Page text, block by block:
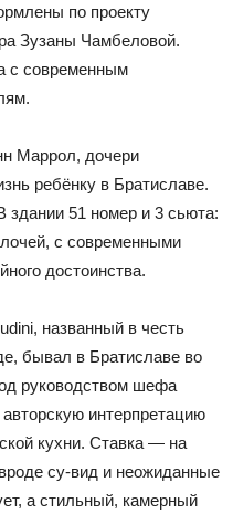
по проекту
Зузаны Чамбеловой.
с современным
Маррол, дочери
ребёнку в Братиславе.
здании 51 номер и 3 сьюта:
с современными
достоинства.
названный в честь
бывал в Братиславе во
руководством шефа
интерпретацию
кухни. Ставка — на
су-вид и неожиданные
а стильный, камерный